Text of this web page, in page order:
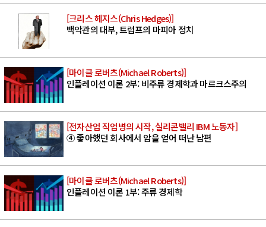
[크리스 헤지스(Chris Hedges)]
백악관의 대부, 트럼프의 마피아 정치
[마이클 로버츠(Michael Roberts)]
인플레이션 이론 2부: 비주류 경제학과 마르크스주의
[전자산업 직업병의 시작, 실리콘밸리 IBM 노동자]
④ 좋아했던 회사에서 암을 얻어 떠난 남편
[마이클 로버츠(Michael Roberts)]
인플레이션 이론 1부: 주류 경제학